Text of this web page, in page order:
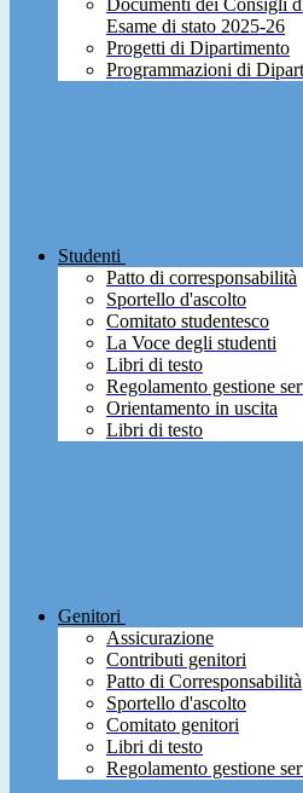
Documenti dei Consigli
Esame di stato 2025-26
Progetti di Dipartimento
Programmazioni di
Studenti
Patto di corresponsabilità
Sportello d'ascolto
Comitato studentesco
La Voce degli studenti
Libri di testo
Regolamento gestione
Orientamento in uscita
Libri di testo
Genitori
Assicurazione
Contributi genitori
Patto di Corresponsabilità
Sportello d'ascolto
Comitato genitori
Libri di testo
Regolamento gestione